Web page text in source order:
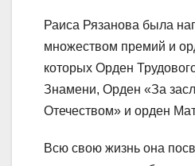
Раиса Рязанова была
множеством премий и
которых Орден
Знамени, Орден «За
Отечеством» и орден
Всю свою жизнь она